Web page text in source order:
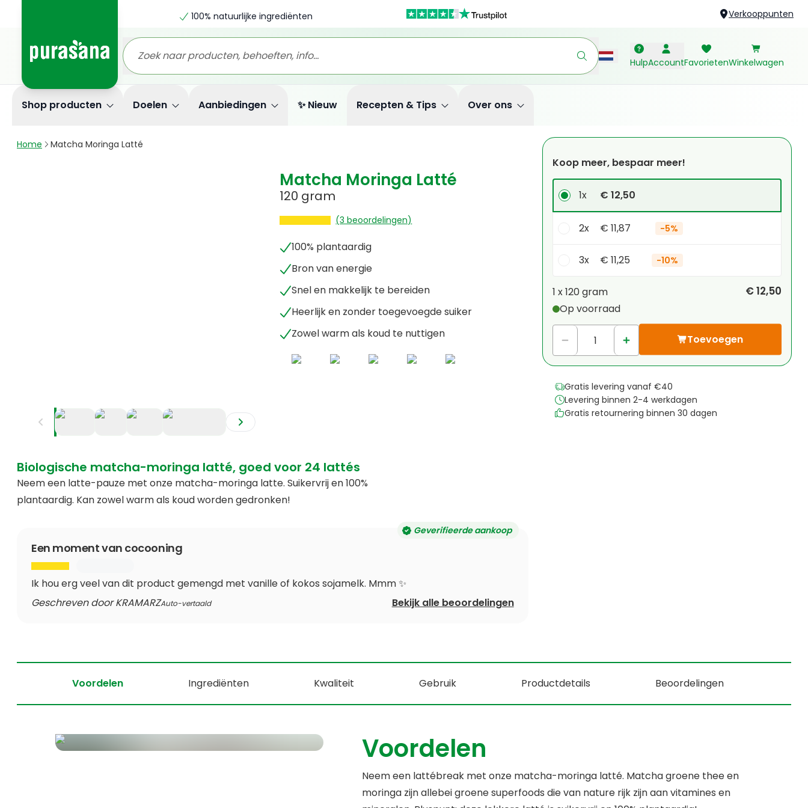
100% natuurlijke ingrediënten Verkooppunten
HulpAccountFavorietenWinkelwagen
Shop producten Doelen Aanbiedingen ✨ Nieuw Recepten & Tips Over ons
Home Matcha Moringa Latté
Matcha Moringa Latté
120 gram
(3 beoordelingen)
100% plantaardig
Bron van energie
Snel en makkelijk te bereiden
Heerlijk en zonder toegevoegde suiker
Zowel warm als koud te nuttigen
Koop meer, bespaar meer!
1x € 12,50
2x € 11,87 -5%
3x € 11,25 -10%
1x € 0,00
1 x120 gram
Op voorraad
€ 12,50
Toevoegen
Gratis levering vanaf €40
Levering binnen 2-4 werkdagen
Gratis retournering binnen 30 dagen
Biologische matcha-moringa latté, goed voor 24 lattés
Neem een latte-pauze met onze matcha-moringa latte. Suikervrij en 100%
plantaardig. Kan zowel warm als koud worden gedronken!
Geverifieerde aankoop
Een moment van cocooning
Ik hou erg veel van dit product gemengd met vanille of kokos sojamelk. Mmm ✨️
Geschreven door KRAMARZAuto-vertaald Bekijk alle beoordelingen
Voordelen Ingrediënten Kwaliteit Gebruik Productdetails Beoordelingen
Voordelen
Neem een lattébreak met onze matcha-moringa latté. Matcha groene thee en
moringa zijn allebei groene superfoods die van nature rijk zijn aan vitamines en